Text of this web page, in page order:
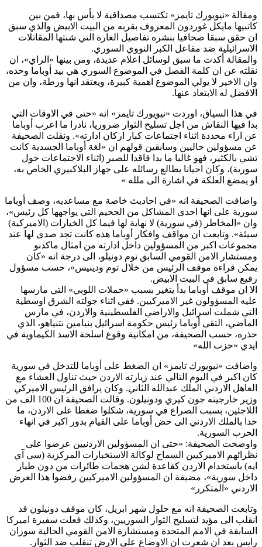
ومقالة «نيويورك تايمز» تكتسب مصداقية لا بأس بها، فمن بين
كاتبيها مايكل غوردون المعروف بقربه من البيت الابيض والذي سبق
ان حقق سبقا صحافيا بنشره تفاصيل الغارة التي شنتها المقاتلات
الاسرائيلية ضد مفاعل الكبر النووي السوري.
والمقالة أكدت ما سبق لوسائل اعلام عديدة، ومن بينها «الراي»، ان
نقلته عن ان كلمة الفصل في الموضوع السوري هي بيد أوباما وحده،
وان الاخير لا يولي الموضوع اهمية كبيرة، ويعتقد انها ورطة، وان من
الافضل له الابتعاد عنها.
في هذا السياق، اوردت «نيويورك تايمز» انه «حتى في الاوقات التي
بدا فيها النقاش من اجل تسليح الثوار ضروريا، نادرا ما اعرب أوباما
عن اراء محددة اثناء اجتماعات كبار اركان ادارته». ونقلت الصحيفة
عن مسؤولين حاليين وسابقين قولهم ان «لغة أوباما الجسدية كانت
تشي بالكثير، فهو غالبا ما بدا فاقدا للصبر (اثناء الاجتماعات حول
سورية)، وكان احيانا يطالع رسائله على جهاز البلاكبيري الخاص به،
او يمضغ العلكة في اشارة الى ملله »
واضافت الصحيفة انه «في احاديث خاصة مع مساعديه، وصف أوباما
سورية على انها احدى المشاكل من الجحيم التي يواجهها كل رئيس»،
وان «المخاطر (في سورية) لا نهاية لها فيما كل الخيارات (الاميركية)
سيئة». وتابعت ان مواقف وافكار أوباما هذه كانت تجد صدى لها عند
مجموعات اكبر من المسؤولين داخل ادارته من امثال ماكدنو
ومستشار الامن القومي السابق توم دونيلو، الى درجة انه «كان
يمكن قراءة موقف الرئيس من خلال توم ودينيس»، حسب مسؤول
رفيع سابق في البيت الابيض.
الا ان موقف أوباما بدأ يتغير بسبب «حملات اللوبي» التي مارسها
عليه المسؤولون غير الاميركيين. ففي اثناء جولته الشرق اوسطية
التي شملت اسرائيل والاراضي الفلسطينية والاردن، في مارس
الماضي، التقى أوباما رئيس حكومة اسرائيل بنيامين نتنياهو، الذي
حذره، حسب الصحيفة، من امكانية وقوع اسلحة الاسد الكيماوية في
ايدي «حزب الله»
واضافت «نيويورك تايمز» ان الضغط على أوباما للتدخل في سورية
كان اكبر في اليوم التالي عند زيارته الاردن حيث تناول العشاء مع
العاهل الاردني الملك عبدالله الثاني. وكان يرافق الرئيس الاميركي
وزير خارجيته جون كيري ودونيلون. وقالت الصحيفة ان 100 الف من
اللاجئين، بسبب الصراع في سورية، شكلوا ضغطا على الاردن، ما
حدا بالملك الاردني الى حض أوباما على القيام بدور اكبر في انهاء
الحرب السورية.
واوضحت الصحيفة: «حتى ان المسؤولين الاردنيين عرضوا على
نظرائهم الاميركيين السماح لوكالة الاستخبارات المركزية (سي آي
ايه) باستخدام الاردن كقاعدة لشن هجمات طائرات من دون طيار
داخل سورية»، مضيفة ان المسؤولين الاميركيين رفضوا هذا العرض
الاردني «المتكرر»
وتابعت الصحيفة انه مع حلول شهر ابريل، كان موقف دونيلون قد
انقلب الى مؤيد لتسليح الثوار السوريين، وكذلك فعلت سفيرة اميركا
السابقة في الامم المتحدة ومستشارة الامن القومي الحالية سوزان
رايس بعد ان شعرت ان الاوضاع على الارض تنقلب ضد الثوار.